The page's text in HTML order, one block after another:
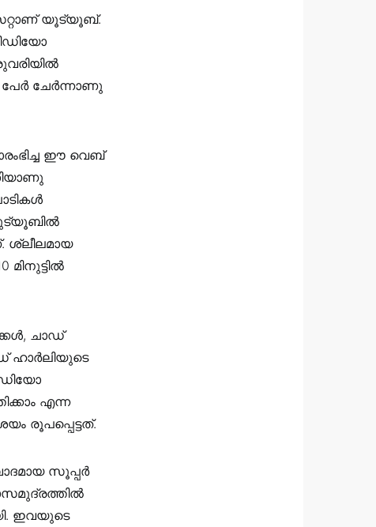
യൂട്യൂബ്.
ചേർന്നാണു
ഈ വെബ്
ചാഡ്
ഹാർലിയുടെ
എന്ന
രൂപപ്പെട്ടത്.
സൂപ്പർ
ഇവയുടെ